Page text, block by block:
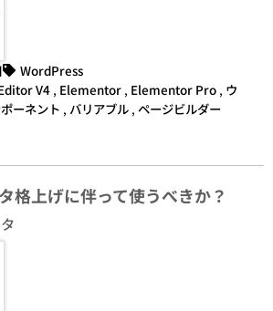
WordPress
V4, Elementor , Elementor Pro , ウ
ーネント , バリアブル , ページビルダー
格上げに伴って使うべきか？